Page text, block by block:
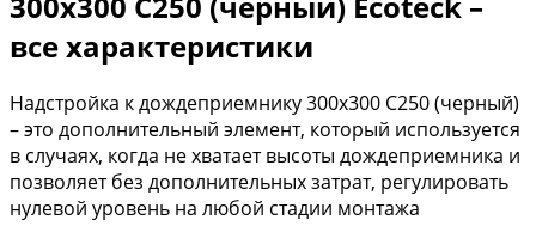
все характеристики
Надстройка к дождеприемнику 300х300 С250 (черный)
– это дополнительный элемент, который используется
в случаях, когда не хватает высоты дождеприемника и
позволяет без дополнительных затрат, регулировать
нулевой уровень на любой стадии монтажа